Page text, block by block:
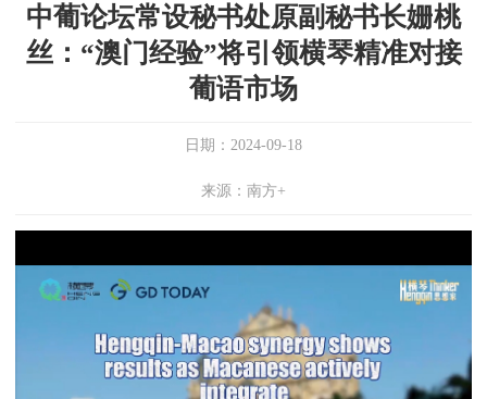
中葡论坛常设秘书处原副秘书长姗桃
丝：“澳门经验”将引领横琴精准对接
葡语市场
日期：2024-09-18
来源：南方+